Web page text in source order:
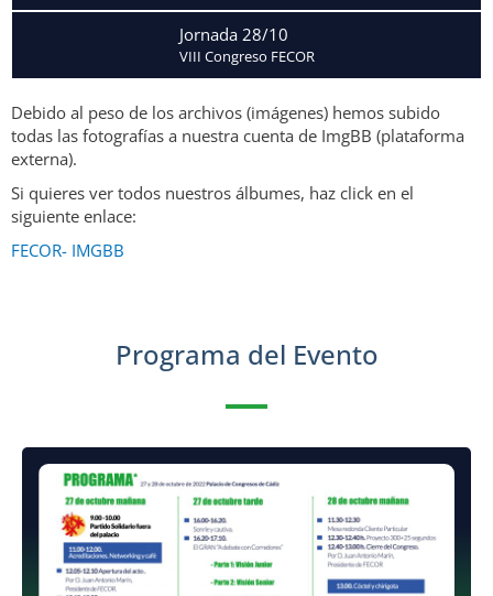
Jornada 28/10
VIII Congreso FECOR
Debido al peso de los archivos (imágenes) hemos subido
todas las fotografías a nuestra cuenta de ImgBB (plataforma
externa).
Si quieres ver todos nuestros álbumes, haz click en el
siguiente enlace:
FECOR- IMGBB
Programa del Evento